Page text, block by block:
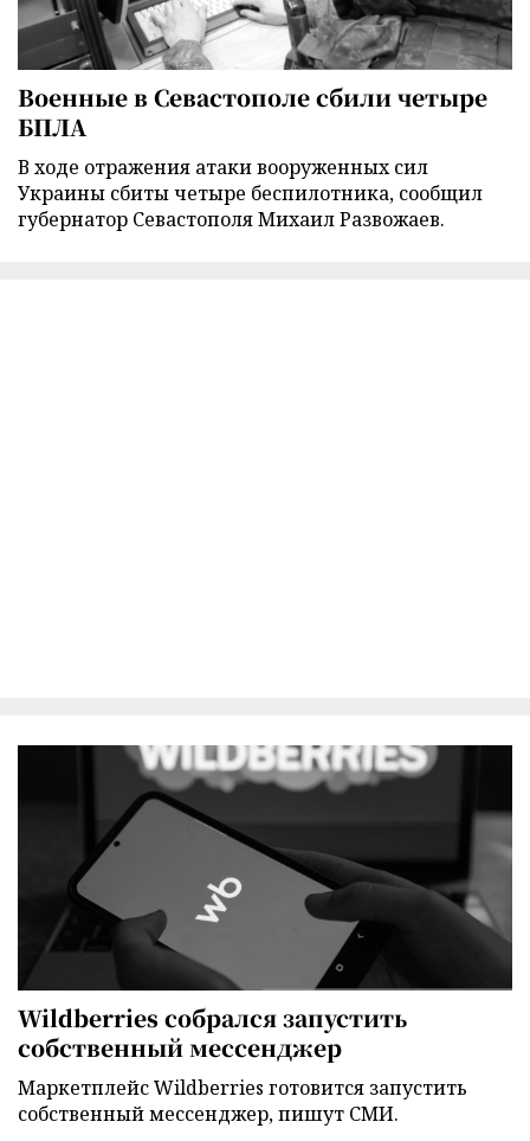
Военные в Севастополе сбили четыре
БПЛА
В ходе отражения атаки вооруженных сил
Украины сбиты четыре беспилотника, сообщил
губернатор Севастополя Михаил Развожаев.
Wildberries собрался запустить
собственный мессенджер
Маркетплейс Wildberries готовится запустить
собственный мессенджер, пишут СМИ.